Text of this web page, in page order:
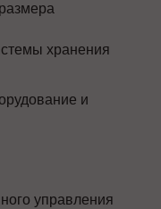
хранения
и
управления